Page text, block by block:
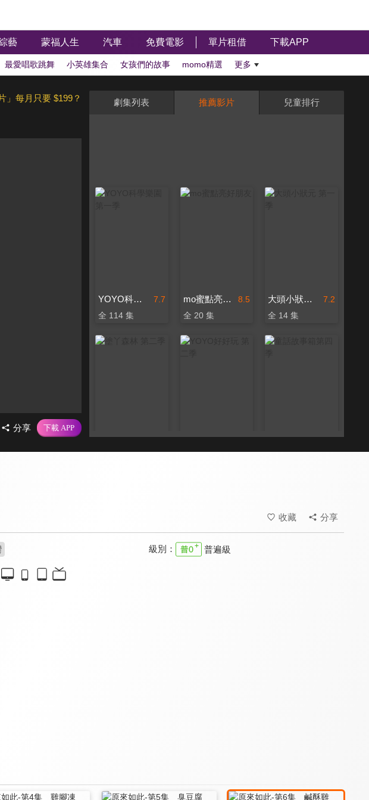
藝 蒙福人生 汽車 免費電影 單片租借 下載APP
最愛唱歌跳舞 小英雄集合 女孩們的故事 momo精選 更多
」每月只要 $199？
分享
劇集列表 推薦影片 兒童排行
7.7
YOYO科學樂園 第一季
全 114 集
8.5
mo蜜點亮好朋友
全 20 集
7.2
大頭小狀元 第一季
全 14 集
收藏 分享
級別： 普遍級